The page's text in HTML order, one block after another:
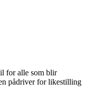
for alle som blir
pådriver for likestilling